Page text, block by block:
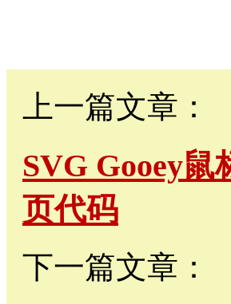
上一篇文章：
SVG Gooey
页代码
下一篇文章：